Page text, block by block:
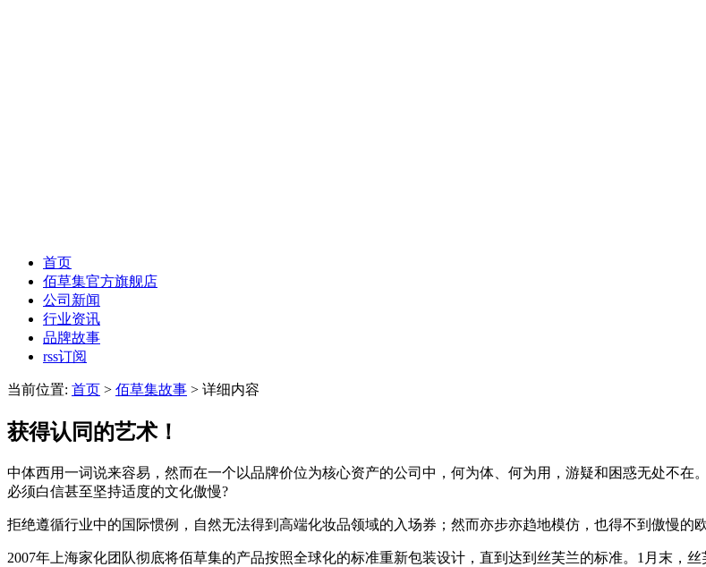
首页
佰草集官方旗舰店
公司新闻
行业资讯
品牌故事
rss订阅
当前位置: 首页 > 佰草集故事 > 详细内容
获得认同的艺术！
中体西用一词说来容易，然而在一个以品牌价位为核心资产的公司中，何为体、何为用，游疑和困惑无处不
必须白信甚至坚持适度的文化傲慢?
拒绝遵循行业中的国际惯例，自然无法得到高端化妆品领域的入场券；然而亦步亦趋地模仿，也得不到傲慢的
2007年上海家化团队彻底将佰草集的产品按照全球化的标准重新包装设计，直到达到丝芙兰的标准。1月末，